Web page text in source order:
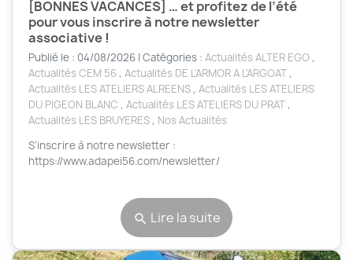
[BONNES VACANCES] … et profitez de l’été
pour vous inscrire à notre newsletter
associative !
Publié le : 04/08/2026 | Catégories : Actualités ALTER EGO,
Actualités CEM 56, Actualités DE L'ARMOR A L'ARGOAT,
Actualités LES ATELIERS ALREENS, Actualités LES ATELIERS
DU PIGEON BLANC , Actualités LES ATELIERS DU PRAT,
Actualités LES BRUYERES, Nos Actualités
S’inscrire à notre newsletter :
https://www.adapei56.com/newsletter/
search Lire la suite